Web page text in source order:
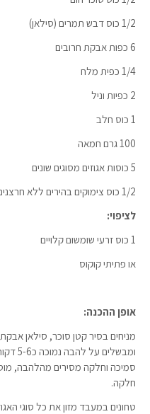
1/2 כוס דבש תמרים (סילאן)
6 כפות אבקת חרובים
1/4 כפית מלח
2 כפיות וניל
1 כוס חלב
100 גרם חמאה
5 כוסות אגוזים מסוגים שונים
1/2 כוס צימוקים בהירים ללא חרצנים
לציפוי:
1 כוס זרעי שומשום קלויים
או פתיתי קוקוס
אופן ההכנה:
מניחים בסיר קטן סוכר, סילאן
סמיכה וחלקה מסירים מהלהבה,
חלקה.
טחונים במעבד מזון את כל סוגי